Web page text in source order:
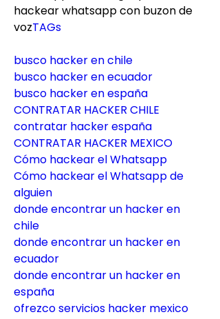
hackear whatsapp con buzon de
vozTAGs
busco hacker en chile
busco hacker en ecuador
busco hacker en españa
CONTRATAR HACKER CHILE
contratar hacker españa
CONTRATAR HACKER MEXICO
Cómo hackear el Whatsapp
Cómo hackear el Whatsapp de
alguien
donde encontrar un hacker en
chile
donde encontrar un hacker en
ecuador
donde encontrar un hacker en
españa
ofrezco servicios hacker mexico